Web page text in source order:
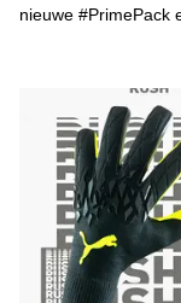
nieuwe #PrimePack